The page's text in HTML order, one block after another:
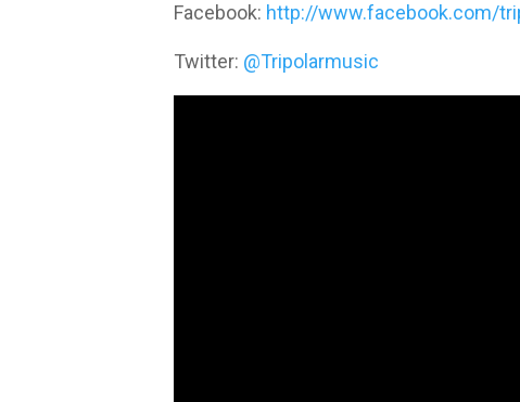
Facebook: http://www.facebook.com/
Twitter: @Tripolarmusic